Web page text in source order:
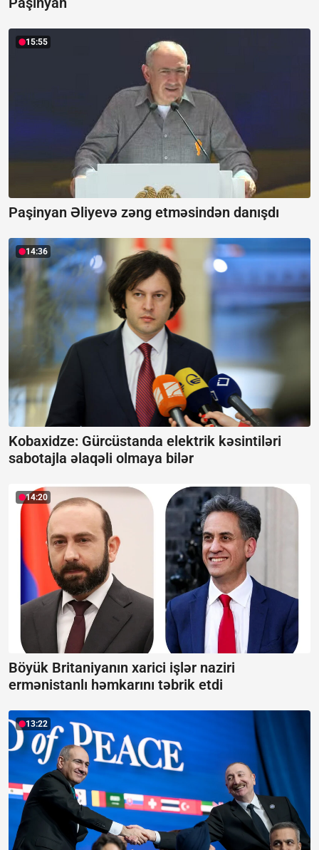
15:55
Paşinyan Əliyevə zəng etməsindən danışdı
14:36
Kobaxidze: Gürcüstanda elektrik kəsintiləri
sabotajla əlaqəli olmaya bilər
14:20
Böyük Britaniyanın xarici işlər naziri
ermənistanlı həmkarını təbrik etdi
13:22